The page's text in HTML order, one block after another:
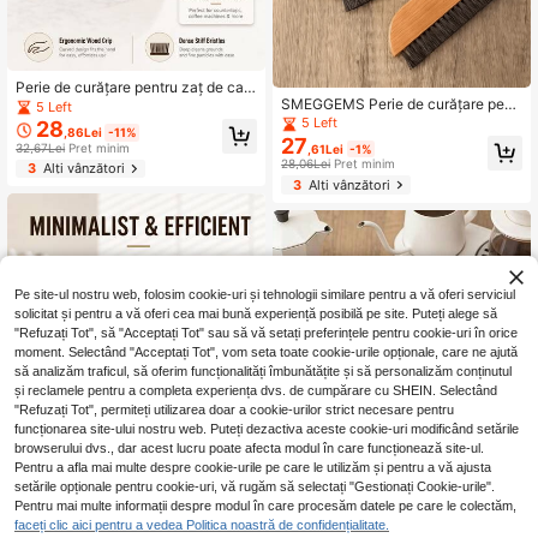
Perie de curățare pentru zaț de caf
ea din păr de cal natural cu mâner d
e lemn, instrument esențial pentru b
arista și iubitorii de cafea de acasă,
nu zgârie suprafața aparatului de c
afea
5 Left
28 ,86Lei -11%
32,67Lei Preț minim
3Alți vânzători
SMEGGEMS Perie de curățare pent
ru cafea cu peri rigizi, potrivită pent
ru râșniță de cafea și aparat de cafe
a
5 Left
27 ,61Lei -1%
28,06Lei Preț minim
3Alți vânzători
Perie de curățare pentru zaț de caf
ea din păr de cal natural, cu mâner
din lemn. Această perie este un inst
5 Left
Pe site-ul nostru web, folosim cookie-uri și tehnologii similare pentru a vă oferi serviciul
solicitat și pentru a vă oferi cea mai bună experiență posibilă pe site. Puteți alege să
"Refuzați Tot", să "Acceptați Tot" sau să vă setați preferințele pentru cookie-uri în orice
moment. Selectând "Acceptați Tot", vom seta toate cookie-urile opționale, care ne ajută
să analizăm traficul, să oferim funcționalități îmbunătățite și să personalizăm conținutul
și reclamele pentru a completa experiența dvs. de cumpărare cu SHEIN. Selectând
"Refuzați Tot", permiteți utilizarea doar a cookie-urilor strict necesare pentru
funcționarea site-ului nostru web. Puteți dezactiva aceste cookie-uri modificând setările
browserului dvs., dar acest lucru poate afecta modul în care funcționează site-ul.
Pentru a afla mai multe despre cookie-urile pe care le utilizăm și pentru a vă ajusta
setările opționale pentru cookie-uri, vă rugăm să selectați "Gestionați Cookie-urile".
Pentru mai multe informații despre modul în care procesăm datele pe care le colectăm,
faceți clic aici pentru a vedea Politica noastră de confidențialitate.